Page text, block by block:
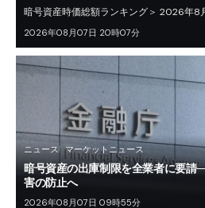
暗号資産時価総額ランキング＞ 2026年8
2026年08月07日 20時07分
ニュース マーケットニュース
暗号資産の出庫制限を全業者に要請
害の防止へ
2026年08月07日 09時55分